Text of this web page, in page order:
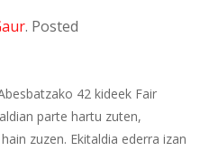
. Posted
42 kideek Fair
parte hartu zuten,
zuzen. Ekitaldia ederra izan